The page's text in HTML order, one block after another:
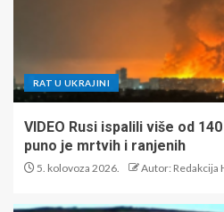
RAT U UKRAJINI
VIDEO Rusi ispalili više od
puno je mrtvih i ranjenih
5. kolovoza 2026. Autor: Redakcija